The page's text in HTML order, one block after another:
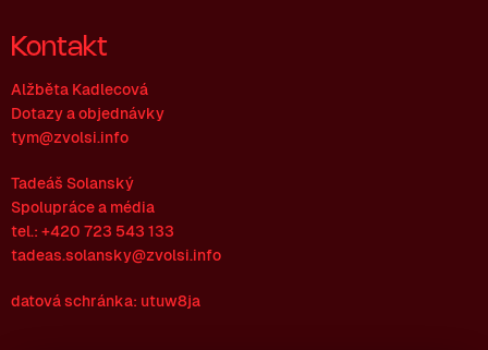
Kontakt
Alžběta Kadlecová
Dotazy a objednávky
tym@zvolsi.info
Tadeáš Solanský
Spolupráce a média
tel.: +420 723 543 133
tadeas.solansky@zvolsi.info
datová schránka: utuw8ja